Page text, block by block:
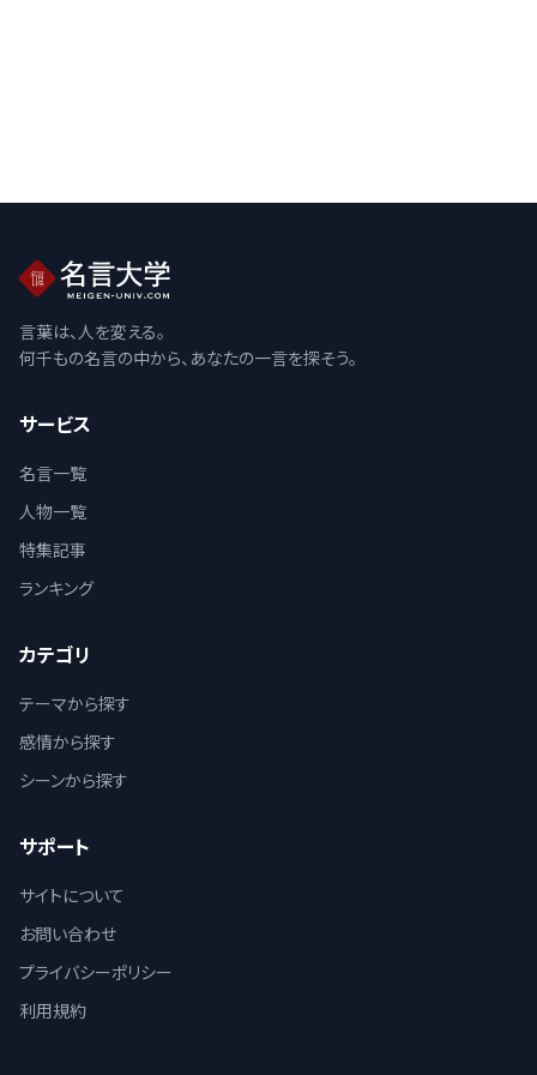
言葉は、人を変える。
何千もの名言の中から、あなたの一言を探そう。
サービス
名言一覧
人物一覧
特集記事
ランキング
カテゴリ
テーマから探す
感情から探す
シーンから探す
サポート
サイトについて
お問い合わせ
プライバシーポリシー
利用規約